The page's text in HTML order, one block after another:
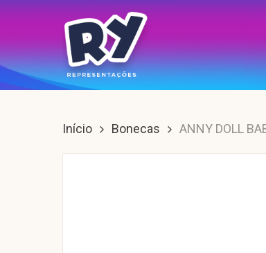
Skip
main
content
Início Bonecas ANNY DOLL